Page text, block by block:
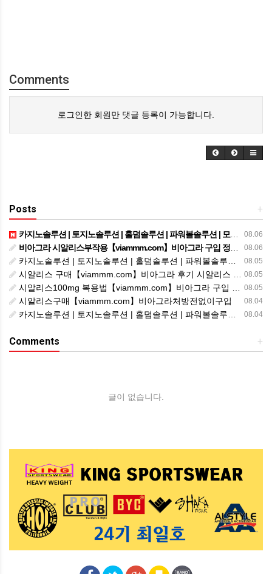
Comments
로그인한 회원만 댓글 등록이 가능합니다.
+
Posts
08.06
카지노솔루션 | 토지노솔루션 | 홀덤솔루션 | 파워볼솔루션 | 모아솔루션
08.06
비아그라 시알리스부작용【viammm.com】비아그라 구입 정품비아그라 시알리스발기부전
08.05
카지노솔루션 | 토지노솔루션 | 홀덤솔루션 | 파워볼솔루션 | 모아솔루션
08.05
시알리스 구매【viammm.com】비아그라 후기 시알리스 파는곳
08.05
시알리스100mg 복용법【viammm.com】비아그라 구입 시알리스20mg 복용법
08.04
시알리스구매【viammm.com】비아그라처방전없이구입
08.04
카지노솔루션 | 토지노솔루션 | 홀덤솔루션 | 파워볼솔루션 | 모아솔루션
+
Comments
글이 없습니다.